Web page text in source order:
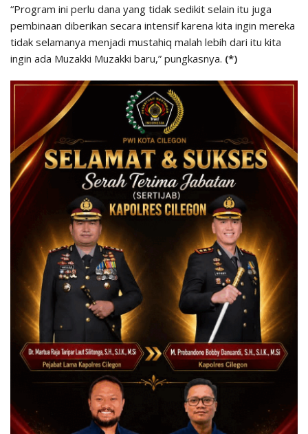
“Program ini perlu dana yang tidak sedikit selain itu juga
pembinaan diberikan secara intensif karena kita ingin mereka
tidak selamanya menjadi mustahiq malah lebih dari itu kita
ingin ada Muzakki Muzakki baru,” pungkasnya. (*)